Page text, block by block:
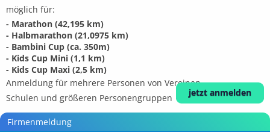
möglich für:
- Marathon (42,195 km)
- Halbmarathon (21,0975 km)
- Bambini Cup (ca. 350m)
- Kids Cup Mini (1,1 km)
- Kids Cup Maxi (2,5 km)
Anmeldung für mehrere Personen von Vereinen,
Schulen und größeren Personengruppen
jetzt anmelden
Firmenmeldung